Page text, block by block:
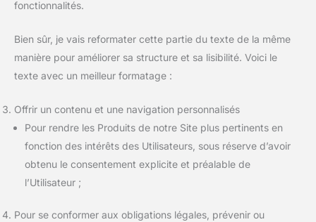
fonctionnalités.
Bien sûr, je vais reformater cette partie du texte de la même
manière pour améliorer sa structure et sa lisibilité. Voici le
texte avec un meilleur formatage :
Offrir un contenu et une navigation personnalisés
Pour rendre les Produits de notre Site plus pertinents en
fonction des intérêts des Utilisateurs, sous réserve d’avoir
obtenu le consentement explicite et préalable de
l’Utilisateur ;
Pour se conformer aux obligations légales, prévenir ou